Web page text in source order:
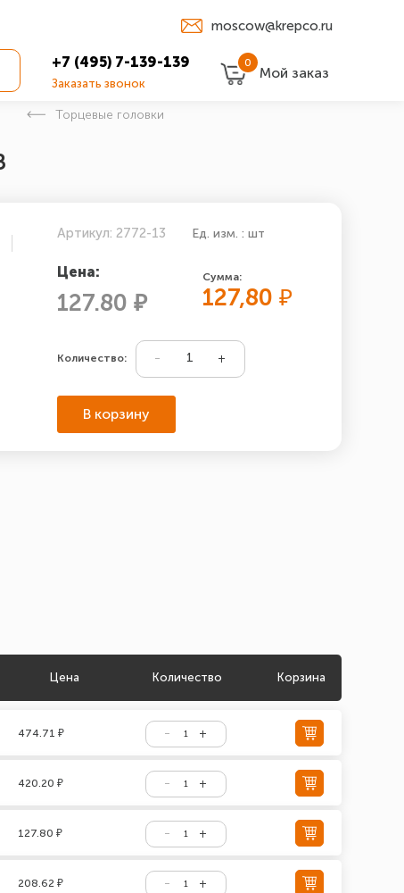
moscow@krepco.ru
+7 (495) 7-139-139
Заказать звонок
0
Мой заказ
Торцевые головки
Артикул: 2772-13 Ед. изм. : шт
Цена:
127.80 ₽
Сумма:
127,80₽
Количество:
В корзину
Цена Количество Корзина
474.71 ₽
420.20 ₽
127.80 ₽
208.62 ₽